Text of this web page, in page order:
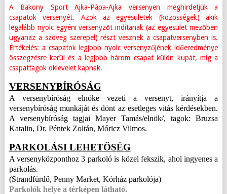
A Bakony Sport Ajka-Pápa-Ajka versenyen meghirdetjük a
csapatok versenyét. Azok az egyesületek (közösségek) akik
legalább nyolc egyéni versenyzőt indítanak (az egyesület mezőben
ugyanaz a szöveg szerepel) részt vesznek a csapatversenyben is.
Értékelés: a csapatok legjobb nyolc versenyzőjének időeredménye
összegzésre kerül és a legjobb három csapat külön kupát, míg a
csapattagok oklevelet kapnak.
VERSENYBÍRÓSÁG
A versenybíróság elnöke vezeti a versenyt, irányítja a
versenybíróság munkáját és dönt az esetleges vitás kérdésekben.
A versenybíróság tagjai Mayer Tamás/elnök/, tagok: Bruzsa
Katalin, Dr. Péntek Zoltán, Móricz Vilmos.
PARKOLÁSI LEHETŐSÉG
A versenyközponthoz 3 parkoló is közel fekszik, ahol ingyenes a
parkolás.
(Strandfürdő, Penny Market, Kórház parkolója)
Parkolók helye a térképen látható.